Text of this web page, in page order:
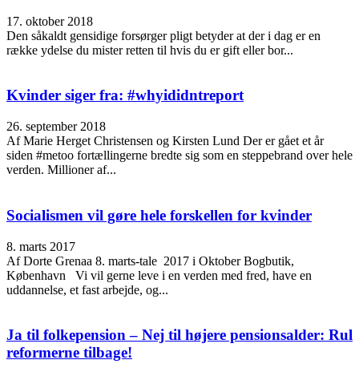
17. oktober 2018
Den såkaldt gensidige forsørger pligt betyder at der i dag er en
række ydelse du mister retten til hvis du er gift eller bor...
Kvinder siger fra: #whyididntreport
26. september 2018
Af Marie Herget Christensen og Kirsten Lund Der er gået et år
siden #metoo fortællingerne bredte sig som en steppebrand over hele
verden. Millioner af...
Socialismen vil gøre hele forskellen for kvinder
8. marts 2017
Af Dorte Grenaa 8. marts-tale 2017 i Oktober Bogbutik,
København Vi vil gerne leve i en verden med fred, have en
uddannelse, et fast arbejde, og...
Ja til folkepension – Nej til højere pensionsalder: Rul
reformerne tilbage!